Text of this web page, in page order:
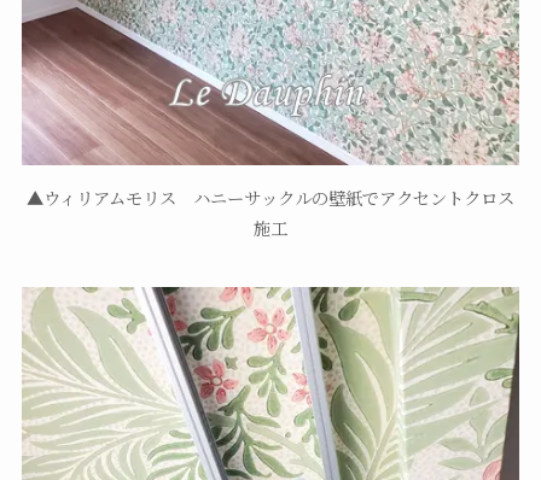
▲ウィリアムモリス ハニーサックルの壁紙でアクセントクロス
施工